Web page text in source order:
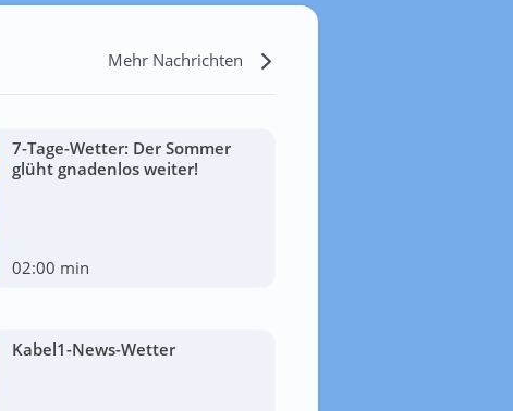
Mehr Nachrichten
7-Tage-Wetter: Der Sommer
glüht gnadenlos weiter!
02:00 min
Kabel1-News-Wetter